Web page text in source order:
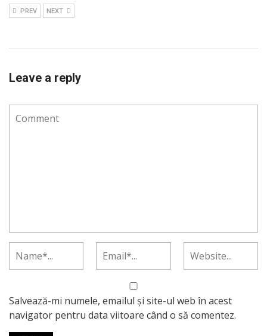
PREV NEXT
Leave a reply
Salvează-mi numele, emailul și site-ul web în acest
navigator pentru data viitoare când o să comentez.